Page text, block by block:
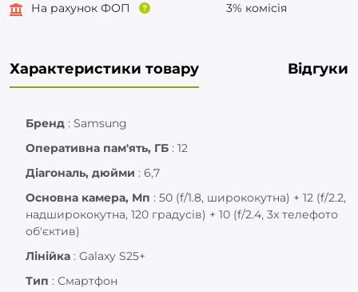
На рахунок ФОП
3% комісія
Характеристики товару Відгуки
Бренд : Samsung
Оперативна пам'ять, ГБ : 12
Діагональ, дюйми : 6,7
Основна камера, Мп : 50 (f/1.8, ширококутна) + 12 (f/2.2,
надширококутна, 120 градусів) + 10 (f/2.4, 3x телефото
об'єктив)
Лінійка : Galaxy S25+
Тип : Смартфон